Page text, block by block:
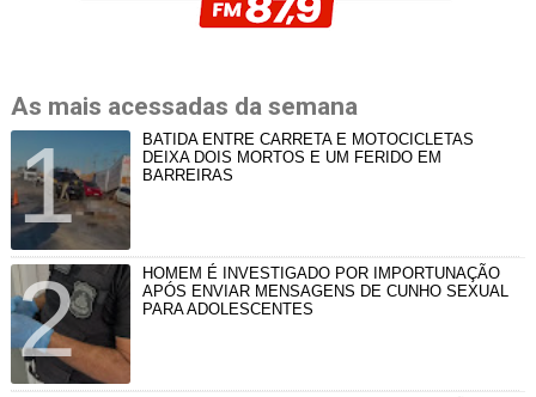
As mais acessadas da semana
BATIDA ENTRE CARRETA E MOTOCICLETAS
DEIXA DOIS MORTOS E UM FERIDO EM
BARREIRAS
HOMEM É INVESTIGADO POR IMPORTUNAÇÃO
APÓS ENVIAR MENSAGENS DE CUNHO SEXUAL
PARA ADOLESCENTES